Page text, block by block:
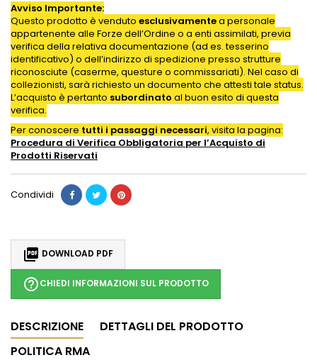
Avviso Importante:
Questo prodotto è venduto esclusivamentea personale
appartenente alle Forze dell’Ordine o a enti assimilati, previa
verifica della relativa documentazione (ad es. tesserino
identificativo) o dell’indirizzo di spedizione presso strutture
riconosciute (caserme, questure o commissariati). Nel caso di
collezionisti, sarà richiesto un documento che attesti tale status.
L’acquisto è pertanto subordinato al buon esito di questa
verifica.
Per conoscere tutti i passaggi necessari, visita la pagina:
Procedura di Verifica Obbligatoria per l’Acquisto di
Prodotti Riservati
Condividi
 DOWNLOAD PDF
help_outlineCHIEDI INFORMAZIONI SUL PRODOTTO
DESCRIZIONE
DETTAGLI DEL PRODOTTO
POLITICA RMA